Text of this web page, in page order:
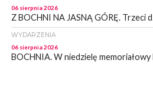
06 sierpnia 2026
Z BOCHNI NA JASNĄ GÓRĘ. Trzeci
WYDARZENIA
06 sierpnia 2026
BOCHNIA. W niedzielę memoriałowy